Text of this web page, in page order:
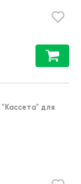
"Кассета" для